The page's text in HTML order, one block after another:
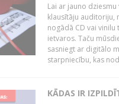
Lai ar jauno
klausītāju auditoriju,
nogādā CD vai
ietvaros. Taču
sasniegt ar digitālo
starpniecību, kas
KĀDAS IR